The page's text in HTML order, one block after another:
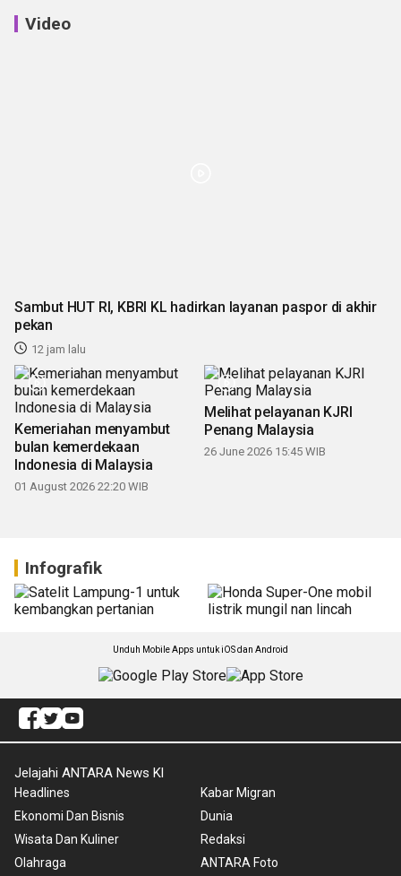
Video
Sambut HUT RI, KBRI KL hadirkan layanan paspor di akhir
pekan
12 jam lalu
Kemeriahan menyambut
bulan kemerdekaan
Indonesia di Malaysia
01 August 2026 22:20 WIB
Melihat pelayanan KJRI
Penang Malaysia
26 June 2026 15:45 WIB
Infografik
Unduh Mobile Apps untuk iOS dan Android
Jelajahi ANTARA News Kl
Headlines
Ekonomi Dan Bisnis
Wisata Dan Kuliner
Olahraga
Kabar Migran
Dunia
Redaksi
ANTARA Foto